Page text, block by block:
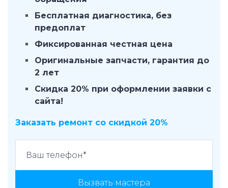
Бесплатная диагностика, без
предоплат
Фиксированная честная цена
Оригинальные запчасти, гарантия до
2 лет
Скидка 20% при оформлении заявки с
сайта!
Заказать ремонт со скидкой 20%
Вызвать мастера